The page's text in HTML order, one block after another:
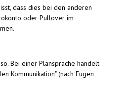
dass dies bei den anderen
oder Pullover im
Bei einer Plansprache handelt
Kommunikation" (nach Eugen